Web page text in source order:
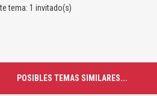
tema: 1 invitado(s)
POSIBLES TEMAS SIMILARES...